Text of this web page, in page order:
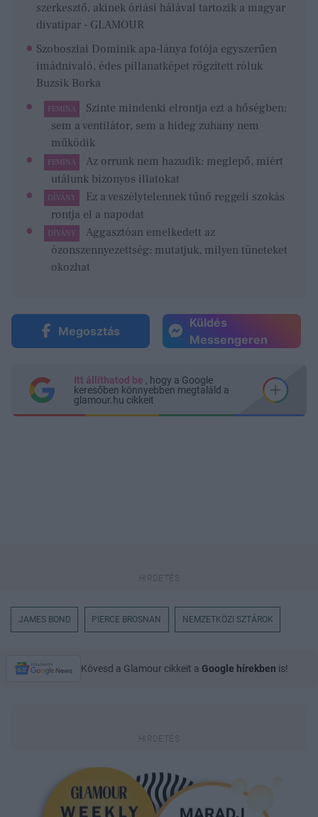
szerkesztő, akinek óriási hálával tartozik a magyar
divatipar - GLAMOUR
Szoboszlai Dominik apa-lánya fotója egyszerűen
imádnivaló, édes pillanatképet rögzített róluk
Buzsik Borka
FEMINA
Szinte mindenki elrontja ezt a hőségben:
sem a ventilátor, sem a hideg zuhany nem
működik
FEMINA
Az orrunk nem hazudik: meglepő, miért
utálunk bizonyos illatokat
DÍVÁNY
Ez a veszélytelennek tűnő reggeli szokás
rontja el a napodat
DÍVÁNY
Aggasztóan emelkedett az
ózonszennyezettség: mutatjuk, milyen tüneteket
okozhat
Megosztás
Küldés
Messengeren
Itt állíthatod be , hogy a Google
keresőben könnyebben megtaláld a
glamour.hu cikkeit
JAMES BOND PIERCE BROSNAN NEMZETKÖZI SZTÁROK
Kövesd a Glamour cikkeit a Google hírekben is!